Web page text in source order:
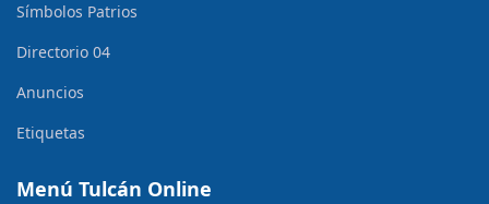
Símbolos Patrios
Directorio 04
Anuncios
Etiquetas
Menú Tulcán Online